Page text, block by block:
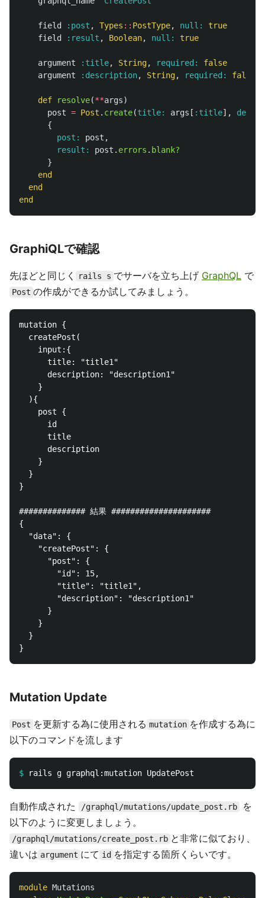
field :post , Types :: PostType, null: true
field
:result , Boolean, null: true
argument :title, String, required: false
argument
:description, String, required: false
def resolve(**args)
post = Post . create(title: args [ :title],
{
post: post ,
result: post . errors . blank?
}
end
end
end
GraphiQLで確認
先ほどと同じく rails s でサーバを立ち上げ GraphQL で
Post の作成ができるか試してみましょう。
mutation {
  createPost(
    input:{
      title: "title1"
      description: "description1"
    }
  ){
    post {
      id
      title
      description
    }
  }
}
############## 結果 #####################
{
  "data": {
    "createPost": {
      "post": {
        "id": 15,
        "title": "title1",
        "description": "description1"
      }
    }
  }
Mutation Update
Post を更新する為に使用される mutation を作成する為に
以下のコマンドを流します
$
自動作成された /graphql/mutations/update_post.rb
を
以下のように変更しましょう。
/graphql/mutations/create_post.rb と非常に似ており、
違いは argument にて id を指定する箇所くらいです。
module Mutations